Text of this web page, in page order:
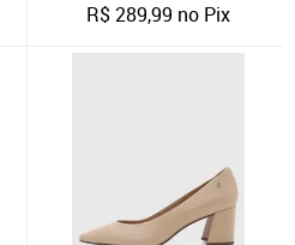
R$289,99 no Pix